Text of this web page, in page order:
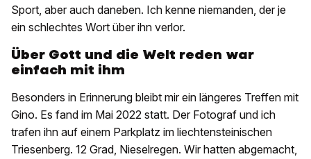
Sport, aber auch daneben. Ich kenne niemanden, der je
ein schlechtes Wort über ihn verlor.
Über Gott und die Welt reden war
einfach mit ihm
Besonders in Erinnerung bleibt mir ein längeres Treffen mit
Gino. Es fand im Mai 2022 statt. Der Fotograf und ich
trafen ihn auf einem Parkplatz im liechtensteinischen
Triesenberg. 12 Grad, Nieselregen. Wir hatten abgemacht,